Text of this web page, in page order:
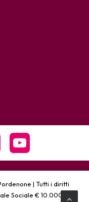
| Tutti i diritti
Sociale € 10.000,00